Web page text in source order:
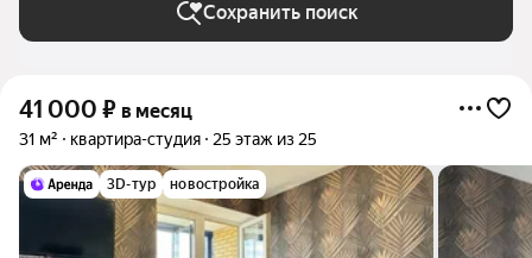
Сохранить поиск
41 000 ₽ в месяц
31 м² квартира-студия 25 этаж из 25
3D-тур новостройка